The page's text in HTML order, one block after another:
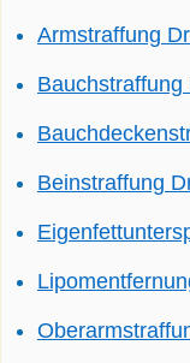
Armstraffung
Bauchstraffung
Beinstraffung